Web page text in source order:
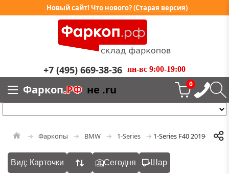
Новый сайт! Что нового?(Старая версия)
+7 (495) 669-38-36 пн-вс 9:00-19:00
Фаркоп.РФ не .ru 0
Фаркопы BMW 1-Series 1-Series F40 2019-2024
Вид: Карточки Сегодня Шар